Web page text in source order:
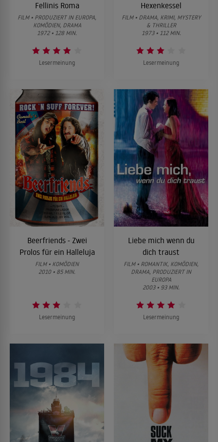
Fellinis Roma
FILM • PRODUZIERT IN EUROPA,
KOMÖDIEN, DRAMA
1972 • 128 MIN.
Lesermeinung
Hexenkessel
FILM • DRAMA, KRIMI, MYSTERY
& THRILLER
1973 • 112 MIN.
Lesermeinung
Beerfriends - Zwei
Prolos für ein Halleluja
FILM • KOMÖDIEN
2010 • 85 MIN.
Lesermeinung
Liebe mich wenn du
dich traust
FILM • ROMANTIK, KOMÖDIEN,
DRAMA, PRODUZIERT IN
EUROPA
2003 • 93 MIN.
Lesermeinung